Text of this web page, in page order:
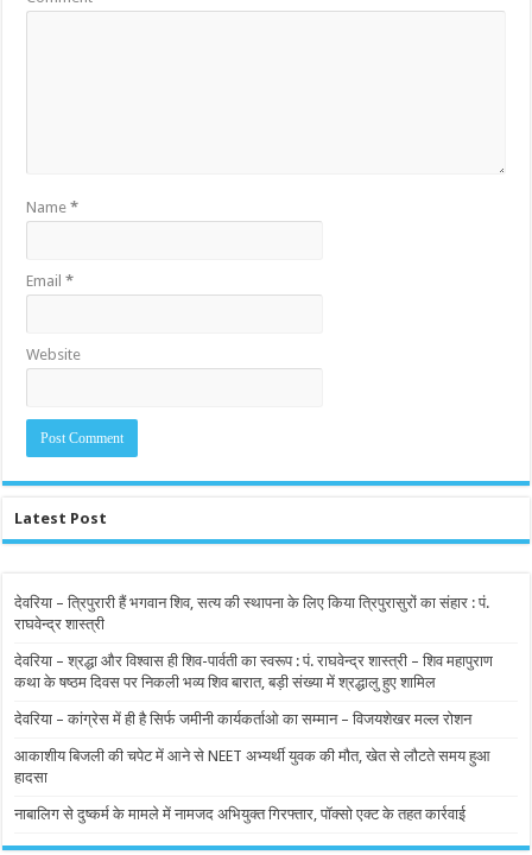
Name*
Email*
Website
Latest Post
देवरिया – त्रिपुरारी हैं भगवान शिव, सत्य की स्थापना के लिए किया त्रिपुरासुरों का संहार : पं.
राघवेन्द्र शास्त्री
देवरिया – श्रद्धा और विश्वास ही शिव-पार्वती का स्वरूप : पं. राघवेन्द्र शास्त्री – शिव महापुराण
कथा के षष्ठम दिवस पर निकली भव्य शिव बारात, बड़ी संख्या में श्रद्धालु हुए शामिल
देवरिया – कांग्रेस में ही है सिर्फ जमीनी कार्यकर्ताओ का सम्मान – विजयशेखर मल्ल रोशन
आकाशीय बिजली की चपेट में आने से NEET अभ्यर्थी युवक की मौत, खेत से लौटते समय हुआ
हादसा
नाबालिग से दुष्कर्म के मामले में नामजद अभियुक्त गिरफ्तार, पॉक्सो एक्ट के तहत कार्रवाई